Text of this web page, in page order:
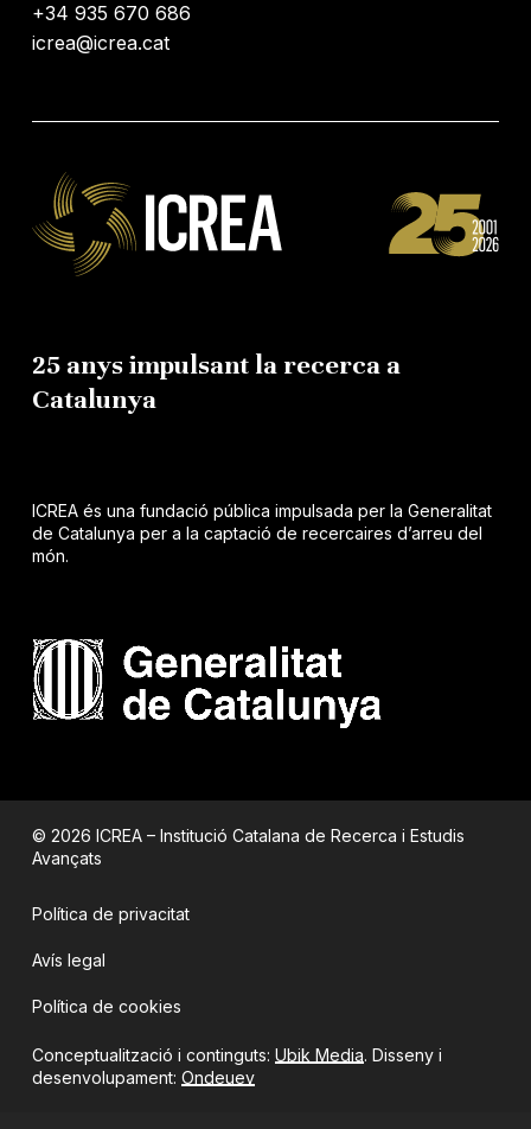
+34 935 670 686
icrea@icrea.cat
25 anys impulsant la recerca a
Catalunya
ICREA és una fundació pública impulsada per la Generalitat
de Catalunya per a la captació de recercaires d’arreu del
món.
© 2026 ICREA – Institució Catalana de Recerca i Estudis
Avançats
Política de privacitat
Avís legal
Política de cookies
Conceptualització i continguts: Ubik Media. Disseny i
desenvolupament: Ondeuev